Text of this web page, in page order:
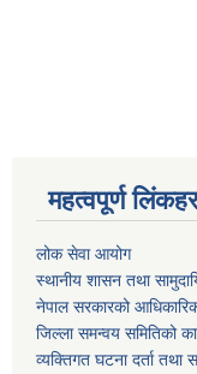
महत्वपूर्ण
लोक सेवा आयोग
स्थानीय शासन तथा
नेपाल सरकारको
जिल्ला समन्वय समितिको
व्यक्तिगत घटना दर्ता तथा